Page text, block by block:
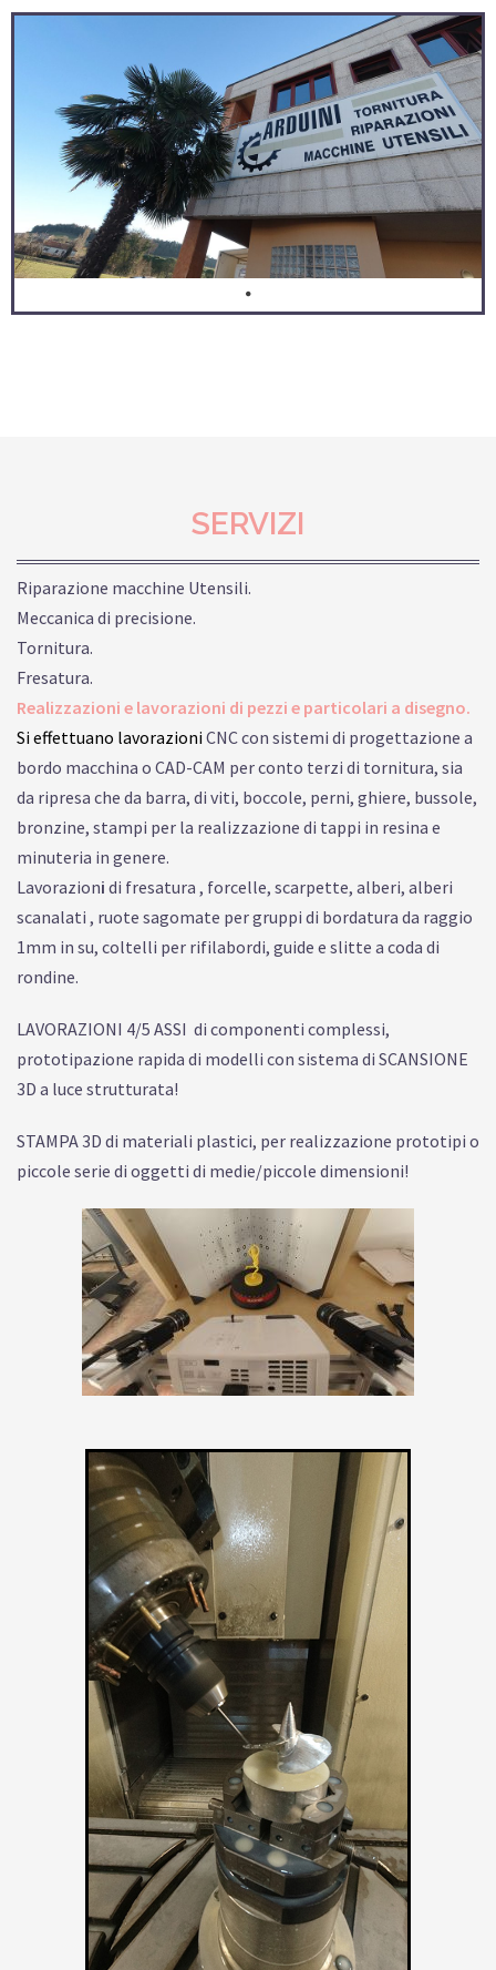
SERVIZI
Riparazione macchine Utensili.
Meccanica di precisione.
Tornitura.
Fresatura.
Realizzazioni e lavorazioni di pezzi e particolari a disegno.
Si effettuano lavorazioni CNC con sistemi di progettazione a
bordo macchina o CAD-CAM per conto terzi di tornitura, sia
da ripresa che da barra, di viti, boccole, perni, ghiere, bussole,
bronzine, stampi per la realizzazione di tappi in resina e
minuteria in genere.
Lavorazioni di fresatura , forcelle, scarpette, alberi, alberi
scanalati , ruote sagomate per gruppi di bordatura da raggio
1mm in su, coltelli per rifilabordi, guide e slitte a coda di
rondine.
LAVORAZIONI 4/5 ASSI di componenti complessi,
prototipazione rapida di modelli con sistema di SCANSIONE
3D a luce strutturata!
STAMPA 3D di materiali plastici, per realizzazione prototipi o
piccole serie di oggetti di medie/piccole dimensioni!